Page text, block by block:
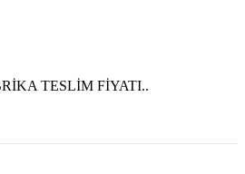
TESLİM FİYATI..